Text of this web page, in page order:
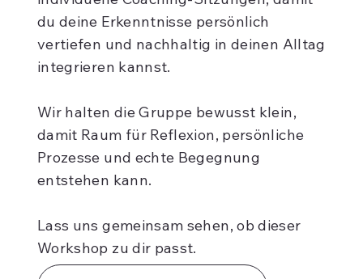
du deine Erkenntnisse persönlich
vertiefen und nachhaltig in deinen Alltag
integrieren kannst.
Wir halten die Gruppe bewusst klein,
damit Raum für Reflexion, persönliche
Prozesse und echte Begegnung
entstehen kann.
Lass uns gemeinsam sehen, ob dieser
Workshop zu dir passt.